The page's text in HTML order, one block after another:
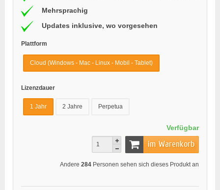
Mehrsprachig
Updates inklusive, wo vorgesehen
Plattform
Cloud (Windows - Mac - Linux - Mobil - Tablet)
Lizenzdauer
1 Jahr 2 Jahre Perpetua
Verfügbar
im Warenkorb
Andere 284 Personen sehen sich dieses Produkt an